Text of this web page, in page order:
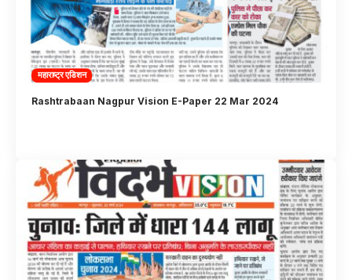
महाराष्ट्र एडिशन
Rashtrabaan Nagpur Vision E-Paper 22 Mar 2024